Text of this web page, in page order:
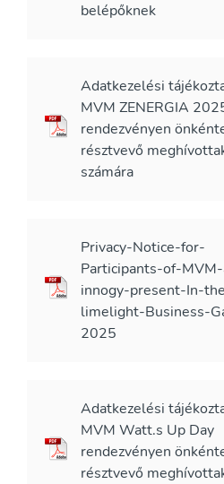
belépőknek
Adatkezelési
MVM ZENERGIA
rendezvényen
résztvevő
számára
Privacy-Notice-for-
Participants-of-
innogy-present-In-
limelight-Business-
2025
Adatkezelési
MVM Watt.s Up Day
rendezvényen
résztvevő